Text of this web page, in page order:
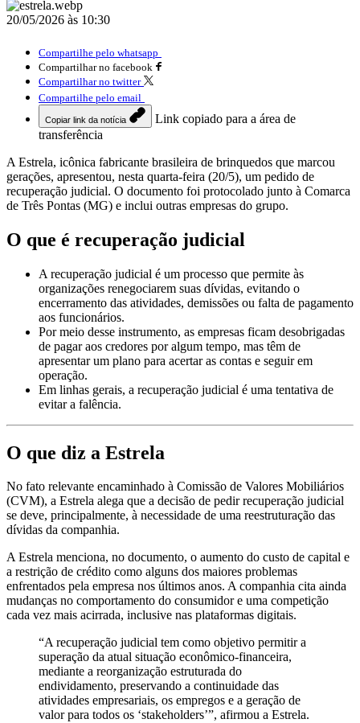
20/05/2026 às 10:30
Compartilhe pelo whatsapp
Compartilhar no facebook
Compartilhar no twitter
Compartilhe pelo email
Copiar link da notícia
Link copiado para a área de
transferência
A Estrela, icônica fabricante brasileira de brinquedos que marcou
gerações, apresentou, nesta quarta-feira (20/5), um pedido de
recuperação judicial. O documento foi protocolado junto à Comarca
de Três Pontas (MG) e inclui outras empresas do grupo.
O que é recuperação judicial
A recuperação judicial é um processo que permite às
organizações renegociarem suas dívidas, evitando o
encerramento das atividades, demissões ou falta de pagamento
aos funcionários.
Por meio desse instrumento, as empresas ficam desobrigadas
de pagar aos credores por algum tempo, mas têm de
apresentar um plano para acertar as contas e seguir em
operação.
Em linhas gerais, a recuperação judicial é uma tentativa de
evitar a falência.
O que diz a Estrela
No fato relevante encaminhado à Comissão de Valores Mobiliários
(CVM), a Estrela alega que a decisão de pedir recuperação judicial
se deve, principalmente, à necessidade de uma reestruturação das
dívidas da companhia.
A Estrela menciona, no documento, o aumento do custo de capital e
a restrição de crédito como alguns dos maiores problemas
enfrentados pela empresa nos últimos anos. A companhia cita ainda
mudanças no comportamento do consumidor e uma competição
cada vez mais acirrada, inclusive nas plataformas digitais.
“A recuperação judicial tem como objetivo permitir a
superação da atual situação econômico-financeira,
mediante a reorganização estruturada do
endividamento, preservando a continuidade das
atividades empresariais, os empregos e a geração de
valor para todos os ‘stakeholders’”, afirmou a Estrela.